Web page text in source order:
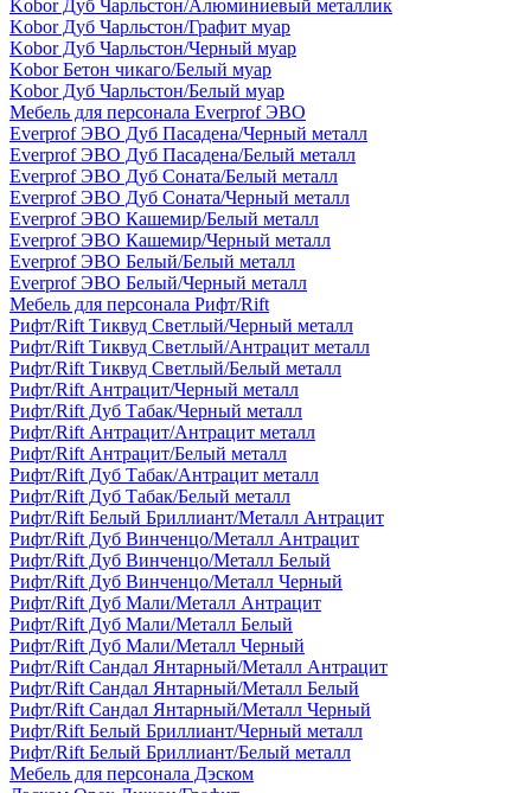
Kobor Дуб Чарльстон/Алюминиевый металлик
Kobor Дуб Чарльстон/Графит муар
Kobor Дуб Чарльстон/Черный муар
Kobor Бетон чикаго/Белый муар
Kobor Дуб Чарльстон/Белый муар
Мебель для персонала Everprof ЭВО
Everprof ЭВО Дуб Пасадена/Черный металл
Everprof ЭВО Дуб Пасадена/Белый металл
Everprof ЭВО Дуб Соната/Белый металл
Everprof ЭВО Дуб Соната/Черный металл
Everprof ЭВО Кашемир/Белый металл
Everprof ЭВО Кашемир/Черный металл
Everprof ЭВО Белый/Белый металл
Everprof ЭВО Белый/Черный металл
Мебель для персонала Рифт/Rift
Рифт/Rift Тиквуд Светлый/Черный металл
Рифт/Rift Тиквуд Светлый/Антрацит металл
Рифт/Rift Тиквуд Светлый/Белый металл
Рифт/Rift Антрацит/Черный металл
Рифт/Rift Дуб Табак/Черный металл
Рифт/Rift Антрацит/Антрацит металл
Рифт/Rift Антрацит/Белый металл
Рифт/Rift Дуб Табак/Антрацит металл
Рифт/Rift Дуб Табак/Белый металл
Рифт/Rift Белый Бриллиант/Металл Антрацит
Рифт/Rift Дуб Винченцо/Металл Антрацит
Рифт/Rift Дуб Винченцо/Металл Белый
Рифт/Rift Дуб Винченцо/Металл Черный
Рифт/Rift Дуб Мали/Металл Антрацит
Рифт/Rift Дуб Мали/Металл Белый
Рифт/Rift Дуб Мали/Металл Черный
Рифт/Rift Сандал Янтарный/Металл Антрацит
Рифт/Rift Сандал Янтарный/Металл Белый
Рифт/Rift Сандал Янтарный/Металл Черный
Рифт/Rift Белый Бриллиант/Черный металл
Рифт/Rift Белый Бриллиант/Белый металл
Мебель для персонала Дэском